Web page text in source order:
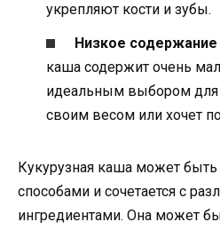
укрепляют кости и зубы.
Низкое
каша содержит очень
идеальным выбором для
своим весом или хочет
Кукурузная каша может
способами и сочетается с
ингредиентами. Она может